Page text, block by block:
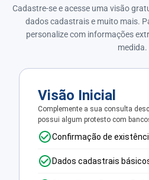
Cadastre-se e acesse uma visão
dados cadastrais e muito mais.
personalize com informações
medida.
Visão Inicial
Complemente a sua consulta
possui algum protesto com
Confirmação de
Dados cadastrais